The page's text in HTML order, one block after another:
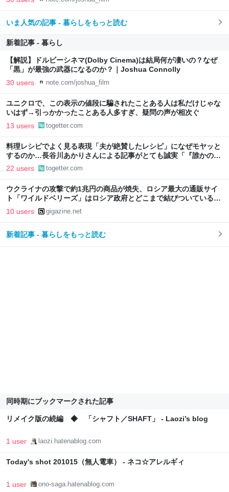
いま人気の記事 - 暮らしをもっと読む
新着記事 - 暮らし
【解説】ドルビーシネマ(Dolby Cinema)は結局何が凄いの？なぜ
「黒」が最強の武器になるのか？｜Joshua Connolly
30 users note.com/joshua_film
ユニクロで、この表示の値段に騙されたことある人は私だけじゃな
いはず→引っかかったことある人多すぎ、疑問の声が相次ぐ
13 users togetter.com
料理レシピでよく見る表現「夫が絶賛したレシピ」になぜモヤッと
するのか…長谷川あかりさんによる記事がとても誠実「『誰かのた
めに作ること』と『作らなければならないこと』は別」
22 users togetter.com
ウクライナの攻撃で約1兆円の商品が焼失、ロシア最大の通販サイ
ト「ワイルドベリーズ」はロシア政府とどこまで結びついているの
か？
10 users gigazine.net
新着記事 - 暮らしをもっと読む
同時期にブックマークされた記事
リメイク版の続編 ◆ 「シャフト／SHAFT」 - Laozi’s blog
1 user laozi.hatenablog.com
Today's shot 201015（無人電車） - ネコ☆アレルギィ
1 user ono-saga.hatenablog.com